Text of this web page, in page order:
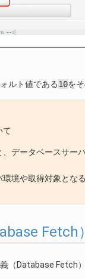
ルト値である10を
て
データベースサー
境や取得対象とな
（Database Fetch